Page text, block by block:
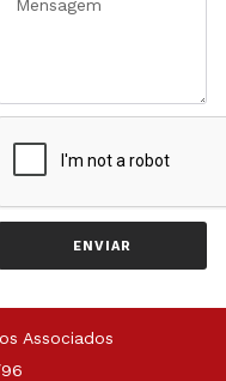
ENVIAR
Associados